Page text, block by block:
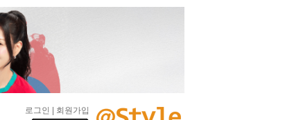
로그인 회원가입